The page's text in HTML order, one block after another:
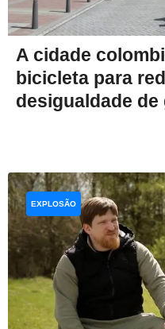
A cidade
bicicleta para
desigualdade de
EXPLOSÃO